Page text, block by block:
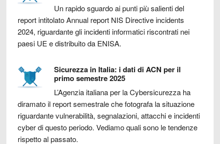
Un rapido sguardo ai punti più salienti del
report intitolato Annual report NIS Directive incidents
2024, riguardante gli incidenti informatici riscontrati nei
paesi UE e distribuito da ENISA.
Sicurezza in Italia: i dati di ACN per il
primo semestre 2025
L’Agenzia italiana per la Cybersicurezza ha
diramato il report semestrale che fotografa la situazione
riguardante vulnerabilità, segnalazioni, attacchi e incidenti
cyber di questo periodo. Vediamo quali sono le tendenze
rispetto al passato.